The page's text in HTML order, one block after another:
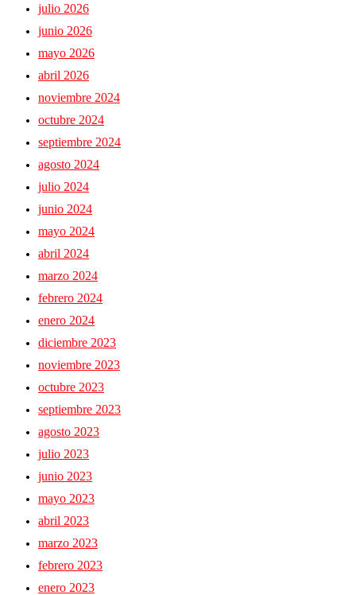
julio 2026
junio 2026
mayo 2026
abril 2026
noviembre 2024
octubre 2024
septiembre 2024
agosto 2024
julio 2024
junio 2024
mayo 2024
abril 2024
marzo 2024
febrero 2024
enero 2024
diciembre 2023
noviembre 2023
octubre 2023
septiembre 2023
agosto 2023
julio 2023
junio 2023
mayo 2023
abril 2023
marzo 2023
febrero 2023
enero 2023